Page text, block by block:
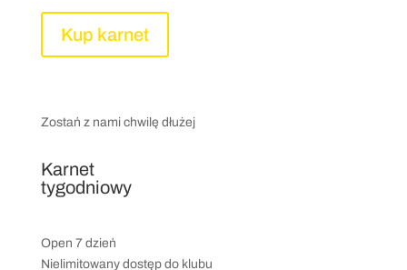
Kup karnet
Zostań z nami chwilę dłużej
Karnet
tygodniowy
Open 7 dzień
Nielimitowany dostęp do klubu